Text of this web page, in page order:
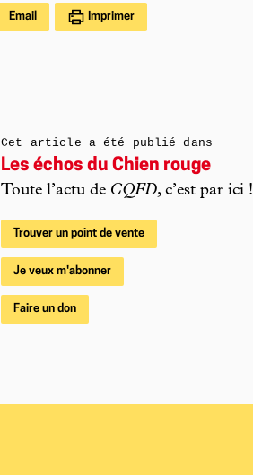
Email Imprimer
Cet article a été publié dans
Les échos du Chien rouge
Toute l’actu de CQFD, c’est par ici !
Trouver un point de vente
Je veux m'abonner
Faire un don